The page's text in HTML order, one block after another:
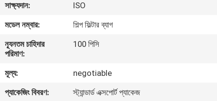
কারখানা
ভ্রমণ
নিয়ন্ত্রণ
সাক্ষ্যদান:
ISO
মডেল নম্বার:
শিল্প ফিল্টার ব্যাগ
ন্যূনতম চাহিদার
পরিমাণ:
100 পিসি
মূল্য:
negotiable
প্যাকেজিং বিবরণ:
স্ট্যান্ডার্ড এক্সপোর্ট প্যাকেজ